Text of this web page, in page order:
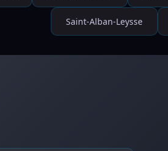
Saint-Alban-Leysse